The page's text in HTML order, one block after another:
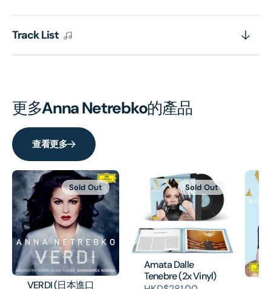
Track List
更多Anna Netrebko的產品
查看更多
VERDI (日本進口
Sold Out
Amata Dalle
Tenebre (2x Vinyl)
Sold Out